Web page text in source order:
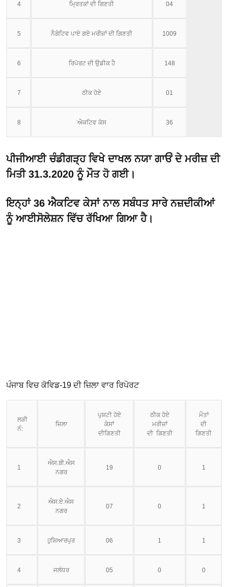
4 ਮ੍ਰਿਤਕਾਂ ਦੀ ਗਿਣਤੀ 04
5 ਨੈਗੇਟਿਵ ਪਾਏ ਗਏ ਮਰੀਜ਼ਾਂ ਦੀ ਗਿਣਤੀ 1009
6 ਰਿਪੋਰਟ ਦੀ ਉਡੀਕ ਹੈ 148
7 ਠੀਕ ਹੋਏ 01
8 ਐਕਟਿਵ ਕੇਸ 36
ਪੀਜੀਆਈ ਚੰਡੀਗੜ੍ਹ ਵਿਖੇ ਦਾਖਲ ਨਯਾ ਗਾਓਂ ਦੇ ਮਰੀਜ਼ ਦੀ
ਮਿਤੀ 31.3.2020 ਨੂੰ ਮੌਤ ਹੋ ਗਈ।
ਇਨ੍ਹਾਂ 36 ਐਕਟਿਵ ਕੇਸਾਂ ਨਾਲ ਸਬੰਧਤ ਸਾਰੇ ਨਜ਼ਦੀਕੀਆਂ
ਨੂੰ ਆਈਸੋਲੇਸ਼ਨ ਵਿੱਚ ਰੱਖਿਆ ਗਿਆ ਹੈ।
ਪੰਜਾਬ ਵਿਚ ਕੋਵਿਡ-19 ਦੀ ਜ਼ਿਲਾ ਵਾਰ ਰਿਪੋਰਟ
ਲੜੀ
ਨੰ:
ਜ਼ਿਲਾ
ਪੁਸ਼ਟੀ ਹੋਏ
ਕੇਸਾਂ
ਦੀਗਿਣਤੀ
ਠੀਕ ਹੋਏ
ਮਰੀਜ਼ਾਂ
ਦੀ ਗਿਣਤੀ
ਮੌਤਾਂ
ਦੀ
ਗਿਣਤੀ
1
ਐਸ.ਬੀ.ਐਸ
ਨਗਰ
19 0 1
2
ਐਸ.ਏ.ਐਸ
ਨਗਰ
07 0 1
3 ਹੁਸ਼ਿਆਰਪੁਰ 06 1 1
4 ਜਲੰਧਰ 05 0 0